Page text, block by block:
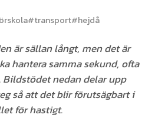
#transport#hejdå
är sällan långt, men det är
hantera samma sekund, ofta
Bildstödet nedan delar upp
så att det blir förutsägbart i
för hastigt.